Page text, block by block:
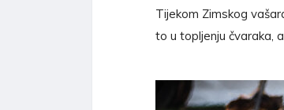
Tijekom Zimskog
to u topljenju čvaraka,